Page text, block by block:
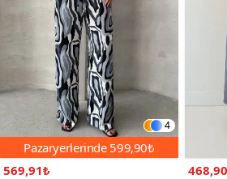
4
Pazaryerlerinde 599,90₺
569,91₺